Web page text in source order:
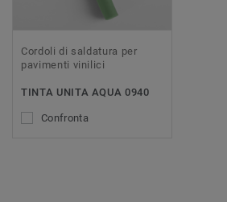
Cordoli di saldatura per
pavimenti vinilici
TINTA UNITA AQUA 0940
Confronta